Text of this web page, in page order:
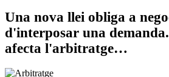
Una nova llei obliga a
d'interposar una
afecta l'arbitratge…